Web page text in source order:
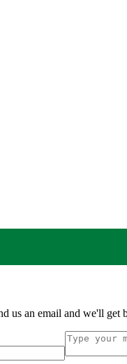
us an email and we'll get